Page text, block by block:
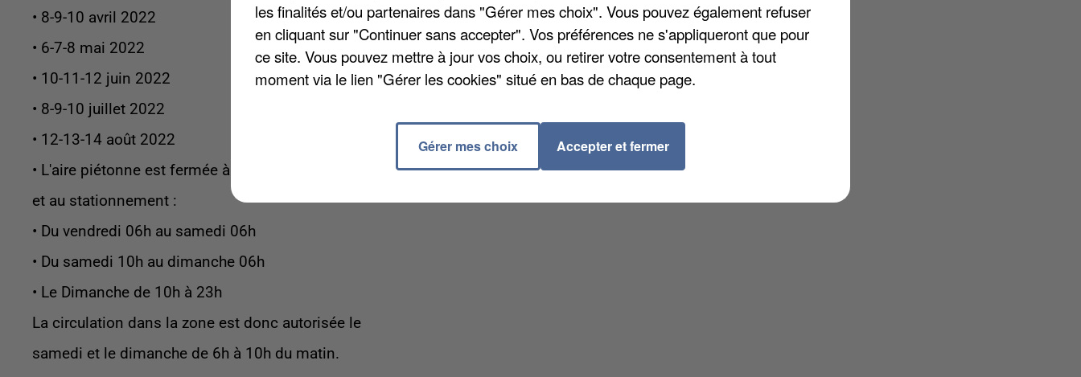
• 8-9-10 avril 2022
• 6-7-8 mai 2022
• 10-11-12 juin 2022
• 8-9-10 juillet 2022
• 12-13-14 août 2022
• L'aire piétonne est fermée à la circulation
et au stationnement :
• Du vendredi 06h au samedi 06h
• Du samedi 10h au dimanche 06h
• Le Dimanche de 10h à 23h
La circulation dans la zone est donc autorisée le
samedi et le dimanche de 6h à 10h du matin.
les finalités et/ou partenaires dans "Gérer mes choix". Vous pouvez également refuser
en cliquant sur "Continuer sans accepter". Vos préférences ne s'appliqueront que pour
ce site. Vous pouvez mettre à jour vos choix, ou retirer votre consentement à tout
moment via le lien "Gérer les cookies" situé en bas de chaque page.
Gérer mes choix Accepter et fermer